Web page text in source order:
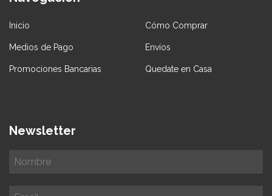
Inicio Cómo Comprar
Medios de Pago Envíos
Promociones Bancarias Quedate en Casa
Newsletter